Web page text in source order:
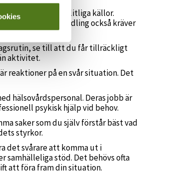
sjukdomen från pålitliga källor.
behandling också kräver
se till att du får tillräckligt
aktivitet.
reaktioner på en svår situation. Det
hälsovårdspersonal. Deras jobb är
psykisk hjälp vid behov.
saker som du själv förstår bäst vad
styrkor.
det svårare att komma ut i
samhälleliga stöd. Det behövs ofta
att föra fram din situation.